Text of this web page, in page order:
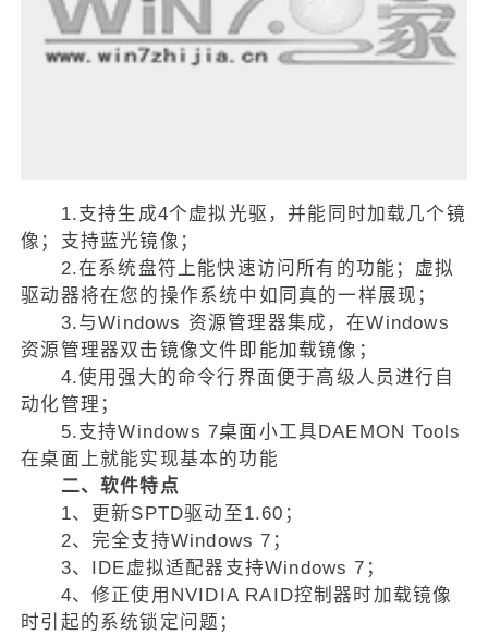
1.支持生成4个虚拟光驱，并能同时加载几个镜
像；支持蓝光镜像；
2.在系统盘符上能快速访问所有的功能；虚拟
驱动器将在您的操作系统中如同真的一样展现；
3.与Windows 资源管理器集成，在Windows
资源管理器双击镜像文件即能加载镜像；
4.使用强大的命令行界面便于高级人员进行自
动化管理；
5.支持Windows 7桌面小工具DAEMON Tools
在桌面上就能实现基本的功能
二、软件特点
1、更新SPTD驱动至1.60；
2、完全支持Windows 7；
3、IDE虚拟适配器支持Windows 7；
4、修正使用NVIDIA RAID控制器时加载镜像
时引起的系统锁定问题；